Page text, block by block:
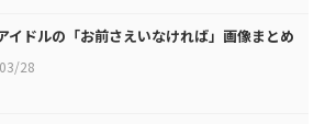
イドルの「お前さえいなければ」画像まとめ
28